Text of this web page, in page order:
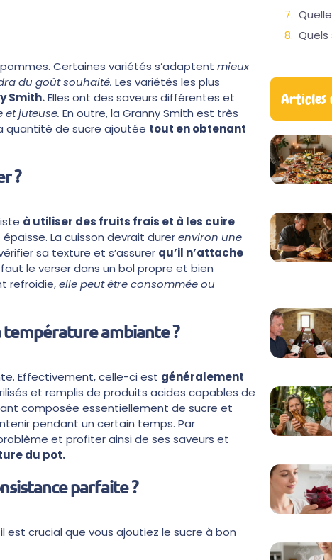
Certaines variétés s’adaptent mieux
du goût souhaité. Les variétés les plus
Smith.Elles ont des saveurs différentes et
et juteuse. En outre, la Granny Smith est très
quantité de sucre ajoutée tout en obtenant
?
à utiliser des fruits frais et à les cuire
La cuisson devrait durerenviron une
sa texture et s’assurer qu’il n’attache
le verser dans un bol propre et bien
refroidie,elle peut être consommée ou
ambiante ?
Effectivement, celle-ci est généralement
et remplis de produits acides capables de
composée essentiellement de sucre et
pendant un certain temps. Par
et profiter ainsi de ses saveurs et
du pot.
parfaite ?
crucial que vous ajoutiez le sucre à bon
Articles